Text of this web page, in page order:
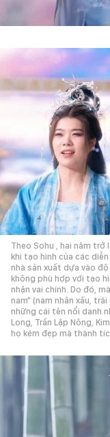
Theo Sohu , hai năm trở
khi tạo hình của các
nhà sản xuất dựa vào
không phù hợp với tạo
nhận vai chính. Do đó,
nam" (nam nhân xấu,
những cái tên nổi danh
Long, Trần Lập Nông,
họ kém đẹp mà thành